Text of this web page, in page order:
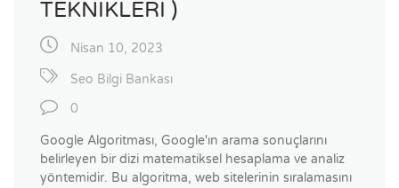
TEKNIKLERI )
Nisan 10, 2023
Seo Bilgi Bankası
0
Google Algoritması, Google'ın arama sonuçlarını
belirleyen bir dizi matematiksel hesaplama ve analiz
yöntemidir. Bu algoritma, web sitelerinin sıralamasını